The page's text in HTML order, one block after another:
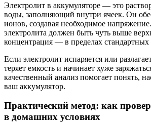
Электролит в аккумуляторе — это
воды, заполняющий внутри ячеек. Он
ионов, создавая необходимое
электролита должен быть чуть выше
концентрация — в пределах стандартных
Если электролит испаряется или
теряет емкость и начинает хуже
качественный анализ помогает понять,
ваш аккумулятор.
Практический метод: как
в домашних условиях